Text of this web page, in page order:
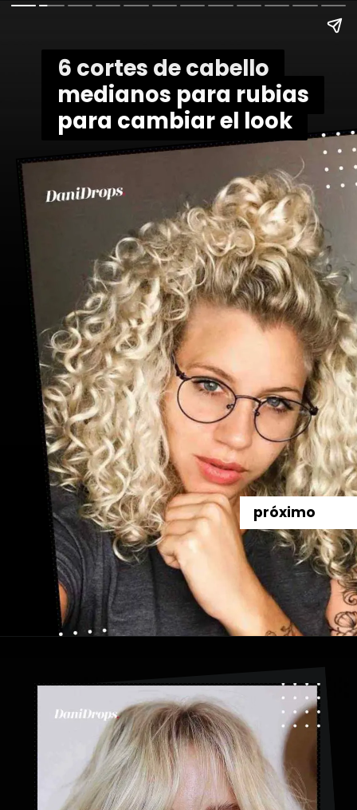
6 cortes de cabello
medianos para rubias
para cambiar el look
6 cortes de cabello
medianos para rubias
para cambiar el look
próximo